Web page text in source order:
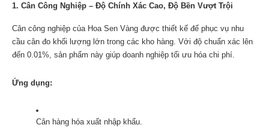
1. Cân Công Nghiệp – Độ Chính Xác Cao, Độ Bền Vượt Trội
Cân công nghiệp của Hoa Sen Vàng được thiết kế để phục vụ nhu
cầu cân đo khối lượng lớn trong các kho hàng. Với độ chuẩn xác lên
đến 0.01%, sản phẩm này giúp doanh nghiệp tối ưu hóa chi phí.
Ứng dụng:
Cân hàng hóa xuất nhập khẩu.